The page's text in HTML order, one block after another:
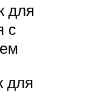
для
с
для